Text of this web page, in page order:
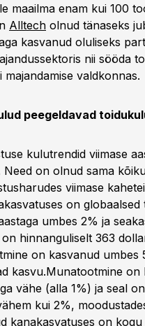
maailma enam kui 100
Alltech olnud tänaseks
kasvanud oluliseks
nii sööda
majandamise valdkonnas.
peegeldavad
kulutrendid viimase
Need on olnud sama
viimase
on
umbes 2% ja
hinnanguliselt 363
on kasvanud umbes
kasvu.Munatootmine on
vähe (alla 1%) ja seal
kui 2%,
kanakasvatuses on kogu